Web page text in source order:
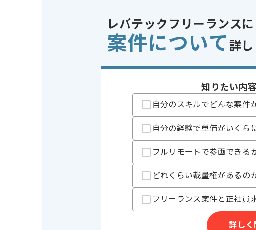
精算条件
精算基準時間
150時間〜200時間
2017年4月度のゲーム実況の総視聴回数は約2億回を記録しており
某有名ゲーム実況動画では7000万再生近く視聴されています。
社内メンバーの9割がクリエイターのため、
自社の配信サービスのクオリティにも定評があります。
裁量の幅も広く大規模プロジェクトをお任せするため、
動画編集ディレクターとして経験を積みたい方にオススメです。
Youtubeを見るのが好きな方は、制作の裏側を見る貴重な経験で
レバテックフリーランスに
案件について 詳
知りたい内
自分のスキルでどんな案件
自分の経験で単価がいくら
フルリモートで参画できる
どれくらい裁量権があるの
フリーランス案件と正社員
詳しく